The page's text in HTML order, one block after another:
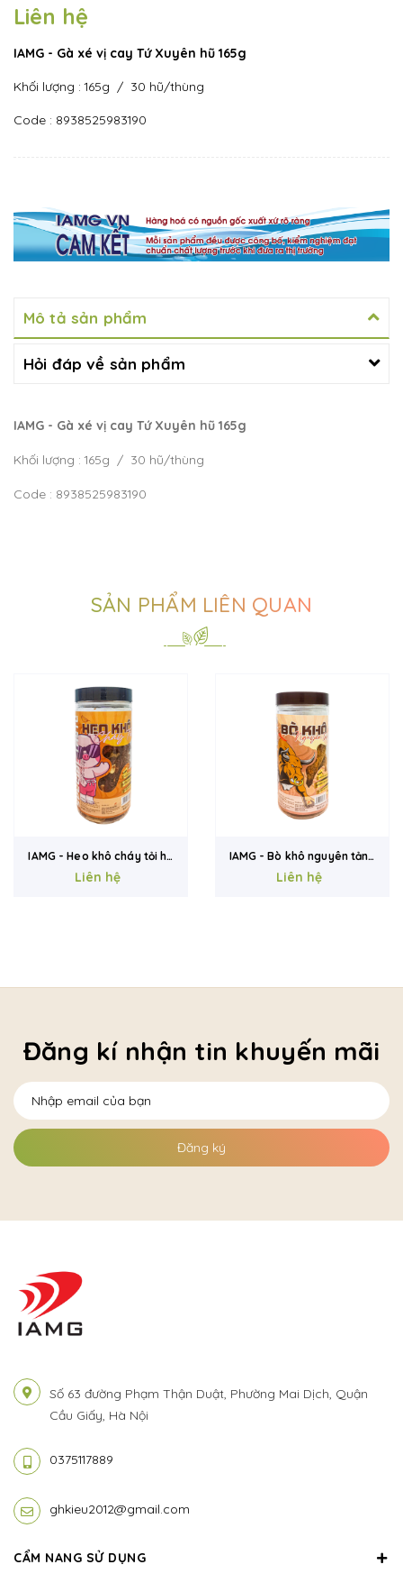
Liên hệ
IAMG - Gà xé vị cay Tứ Xuyên hũ 165g
Khối lượng : 165g / 30 hũ/thùng
Code : 8938525983190
Mô tả sản phẩm
Hỏi đáp về sản phẩm
IAMG - Gà xé vị cay Tứ Xuyên hũ 165g
Khối lượng : 165g / 30 hũ/thùng
Code : 8938525983190
SẢN PHẨM LIÊN QUAN
IAMG - Heo khô cháy tỏi hũ
165g
Liên hệ
IAMG - Bò khô nguyên tảng
hũ 180g
Liên hệ
Đăng kí nhận tin khuyến mãi
Đăng ký
Số 63 đường Phạm Thận Duật, Phường Mai Dịch, Quận
Cầu Giấy, Hà Nội
0375117889
ghkieu2012@gmail.com
CẨM NANG SỬ DỤNG